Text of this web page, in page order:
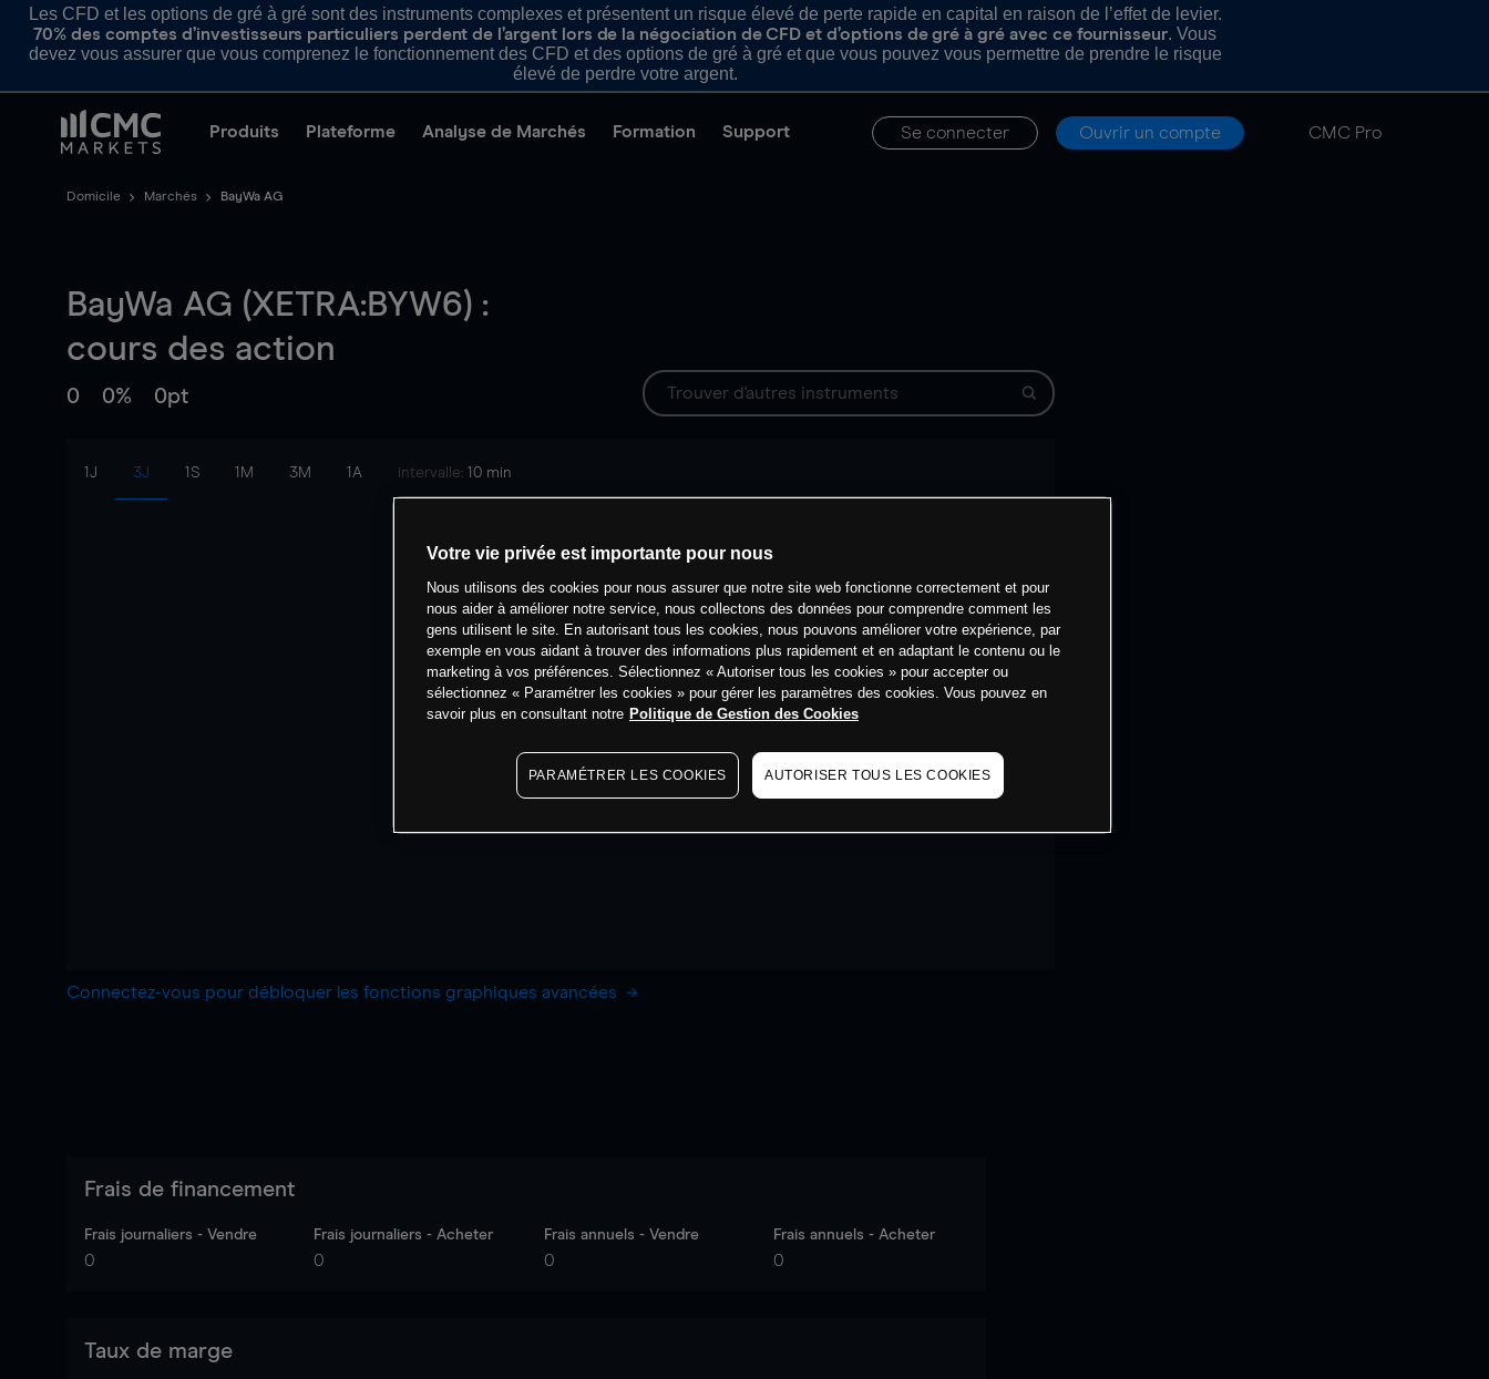
Les CFD et les options de gré à gré sont des instruments complexes et présentent un risque élevé de perte rapide en capital en raison de l’effet de levier.
70% des comptes d’investisseurs particuliers perdent de l’argent lors de la négociation de CFD et d’options de gré à gré avec ce fournisseur. Vous
devez vous assurer que vous comprenez le fonctionnement des CFD et des options de gré à gré et que vous pouvez vous permettre de prendre le risque
élevé de perdre votre argent.
Produits Plateforme Analyse de Marchés Formation Support Se connecter Ouvrir un compte CMC Pro
Domicile Marchés BayWa AG
BayWa AG (XETRA:BYW6) :
cours des action
0 0% 0pt
1J 3J 1S 1M 3M 1A intervalle: 10 min
Connectez-vous pour débloquer les fonctions graphiques avancées
Frais de financement
Frais journaliers - Vendre
0
Frais journaliers - Acheter
0
Frais annuels - Vendre
0
Frais annuels - Acheter
0
Taux de marge
Votre vie privée est importante pour nous
Nous utilisons des cookies pour nous assurer que notre site web fonctionne correctement et pour
nous aider à améliorer notre service, nous collectons des données pour comprendre comment les
gens utilisent le site. En autorisant tous les cookies, nous pouvons améliorer votre expérience, par
exemple en vous aidant à trouver des informations plus rapidement et en adaptant le contenu ou le
marketing à vos préférences. Sélectionnez « Autoriser tous les cookies » pour accepter ou
sélectionnez « Paramétrer les cookies » pour gérer les paramètres des cookies. Vous pouvez en
savoir plus en consultant notre Politique de Gestion des Cookies
PARAMÉTRER LES COOKIES AUTORISER TOUS LES COOKIES